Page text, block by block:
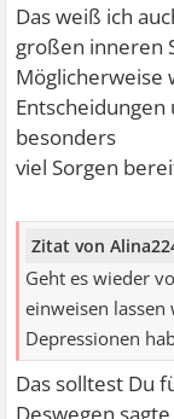
Das weiß ich
großen inneren
Möglicherweise
besonders
viel Sorgen
Zitat von
Geht es wieder
einweisen
Depressionen
Das solltest Du